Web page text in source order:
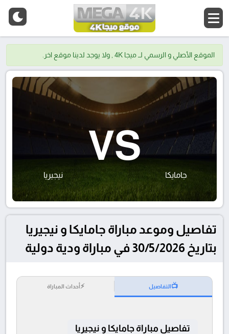
الموقع الأصلي و الرسمي لــ ميجا 4K , ولا يوجد لدينا موقع اخر.
جامايكا
VS
نيجيريا
تفاصيل وموعد مباراة جامايكا و نيجيريا
بتاريخ 30/5/2026 في مباراة ودية دولية
📺التفاصيل ⚡أحداث المباراة
تفاصيل مباراة جامايكا و نيجيريا